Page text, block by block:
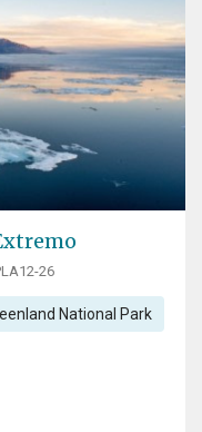
26
National Park